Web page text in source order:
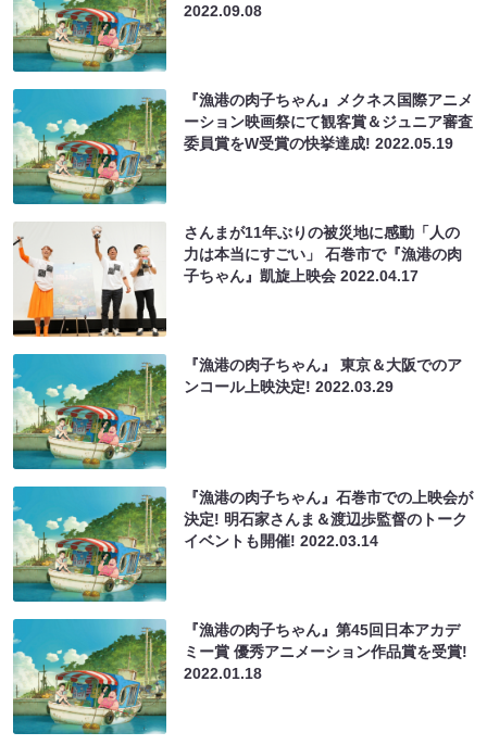
2022.09.08
『漁港の肉子ちゃん』メクネス国際アニメ
ーション映画祭にて観客賞＆ジュニア審査
委員賞をW受賞の快挙達成!2022.05.19
さんまが11年ぶりの被災地に感動「人の
力は本当にすごい」 石巻市で『漁港の肉
子ちゃん』凱旋上映会2022.04.17
『漁港の肉子ちゃん』 東京＆大阪でのア
ンコール上映決定!2022.03.29
『漁港の肉子ちゃん』石巻市での上映会が
決定! 明石家さんま＆渡辺歩監督のトーク
イベントも開催!2022.03.14
『漁港の肉子ちゃん』第45回日本アカデ
ミー賞 優秀アニメーション作品賞を受賞!
2022.01.18